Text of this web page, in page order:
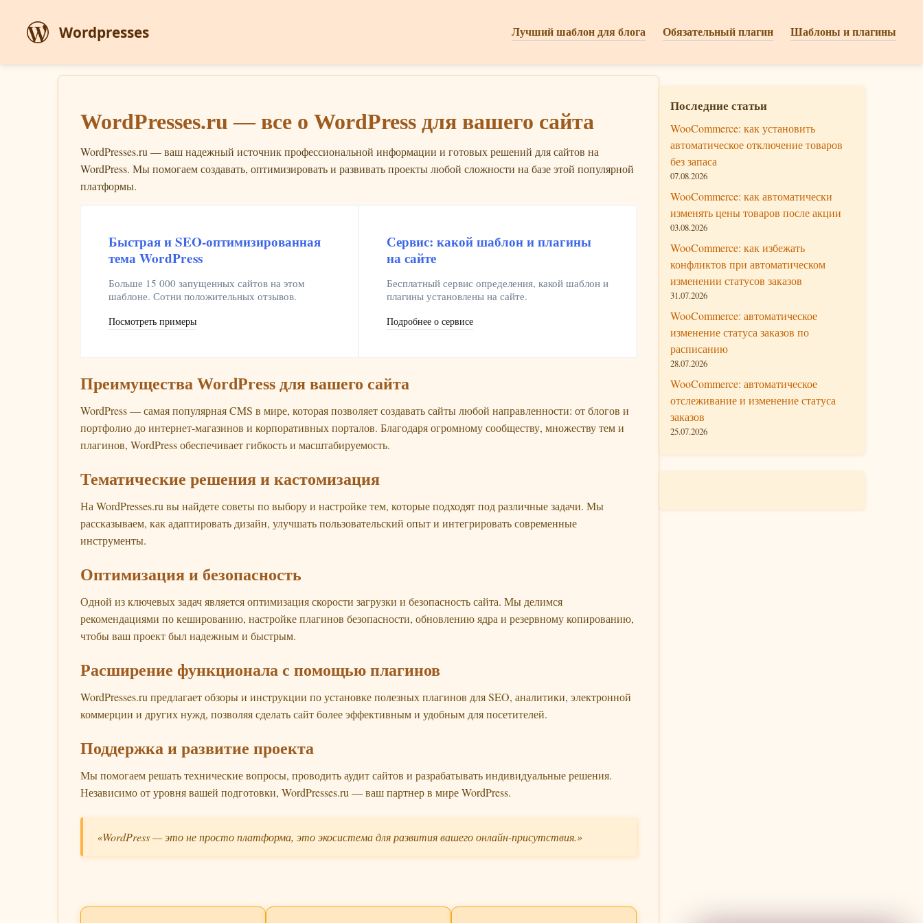
Wordpresses Лучший шаблон для блога Обязательный плагин Шаблоны и плагины
WordPresses.ru — все о WordPress для вашего сайта
WordPresses.ru — ваш надежный источник профессиональной информации и готовых решений для сайтов на
WordPress. Мы помогаем создавать, оптимизировать и развивать проекты любой сложности на базе этой популярной
платформы.
Быстрая и SEO-оптимизированная
тема WordPress
Больше 15 000 запущенных сайтов на этом
шаблоне. Сотни положительных отзывов.
Посмотреть примеры
Сервис: какой шаблон и плагины
на сайте
Бесплатный сервис определения, какой шаблон и
плагины установлены на сайте.
Подробнее о сервисе
Преимущества WordPress для вашего сайта
WordPress — самая популярная CMS в мире, которая позволяет создавать сайты любой направленности: от блогов и
портфолио до интернет-магазинов и корпоративных порталов. Благодаря огромному сообществу, множеству тем и
плагинов, WordPress обеспечивает гибкость и масштабируемость.
Тематические решения и кастомизация
На WordPresses.ru вы найдете советы по выбору и настройке тем, которые подходят под различные задачи. Мы
рассказываем, как адаптировать дизайн, улучшать пользовательский опыт и интегрировать современные
инструменты.
Оптимизация и безопасность
Одной из ключевых задач является оптимизация скорости загрузки и безопасность сайта. Мы делимся
рекомендациями по кешированию, настройке плагинов безопасности, обновлению ядра и резервному копированию,
чтобы ваш проект был надежным и быстрым.
Расширение функционала с помощью плагинов
WordPresses.ru предлагает обзоры и инструкции по установке полезных плагинов для SEO, аналитики, электронной
коммерции и других нужд, позволяя сделать сайт более эффективным и удобным для посетителей.
Поддержка и развитие проекта
Мы помогаем решать технические вопросы, проводить аудит сайтов и разрабатывать индивидуальные решения.
Независимо от уровня вашей подготовки, WordPresses.ru — ваш партнер в мире WordPress.
«WordPress — это не просто платформа, это экосистема для развития вашего онлайн-присутствия.»
Последние статьи
WooCommerce: как установить
автоматическое отключение товаров
без запаса
07.08.2026
WooCommerce: как автоматически
изменять цены товаров после акции
03.08.2026
WooCommerce: как избежать
конфликтов при автоматическом
изменении статусов заказов
31.07.2026
WooCommerce: автоматическое
изменение статуса заказов по
расписанию
28.07.2026
WooCommerce: автоматическое
отслеживание и изменение статуса
заказов
25.07.2026